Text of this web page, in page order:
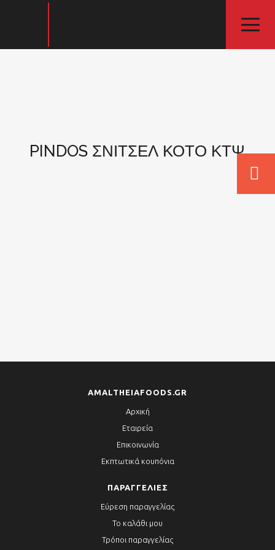
PINDOS ΣΝΙΤΣΕΛ ΚΟΤΟ ΚΤΨ
AMALTHEIAFOODS.GR
Αρχική
Εταιρεία
Επικοινωνία
Εκπτωτικά κουπόνια
ΠΑΡΑΓΓΕΛΊΕΣ
Εύρεση παραγγελίας
Το καλάθι μου
Τρόποι παραγγελίας